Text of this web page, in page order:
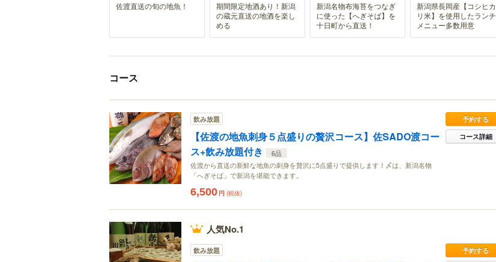
佐渡直送の旬の地魚！
期間限定地酒あり！新潟
の蔵元直送の地酒を楽し
める
新潟名物布海苔をつなぎ
に使った【へぎそば】を
十日町から直送！
新潟県長岡産【コシヒカ
リ米】を使用したランチ
メニュー多数用意
コース
飲み放題
【佐渡の地魚刺身５点盛りの贅沢コース】佐SADO渡コー
ス+飲み放題付き
6品
佐渡から直送の新鮮な地魚の刺身を贅沢に5点盛りで提供します！〆は、新潟名物
「へぎそば」で新潟を堪能できます。
予約する
コース詳細
6,500 円 (税抜)
人気No.1
飲み放題
予約する